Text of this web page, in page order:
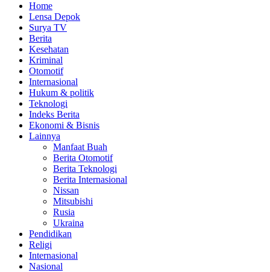
Home
Lensa Depok
Surya TV
Berita
Kesehatan
Kriminal
Otomotif
Internasional
Hukum & politik
Teknologi
Indeks Berita
Ekonomi & Bisnis
Lainnya
Manfaat Buah
Berita Otomotif
Berita Teknologi
Berita Internasional
Nissan
Mitsubishi
Rusia
Ukraina
Pendidikan
Religi
Internasional
Nasional